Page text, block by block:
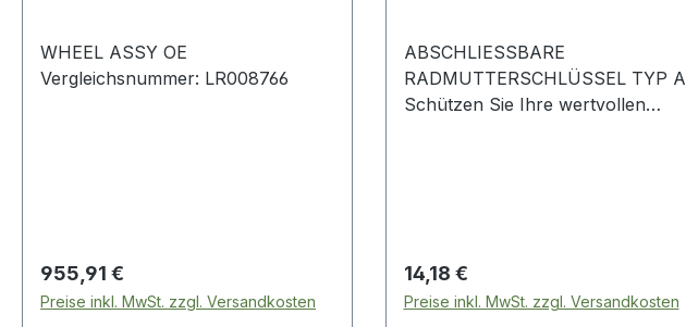
WHEEL ASSY OE
Vergleichsnummer: LR008766
Regulärer Preis:
955,91 €
Preise inkl. MwSt. zzgl. Versandkosten
ABSCHLIESSBARE
RADMUTTERSCHLÜSSEL TYP A
Schützen Sie Ihre wertvollen
Regulärer Preis:
14,18 €
Preise inkl. MwSt. zzgl. Versandkosten